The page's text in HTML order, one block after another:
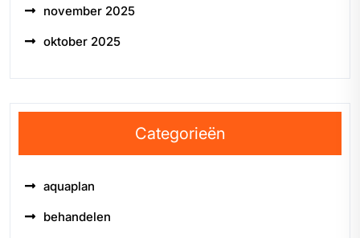
november 2025
oktober 2025
Categorieën
aquaplan
behandelen